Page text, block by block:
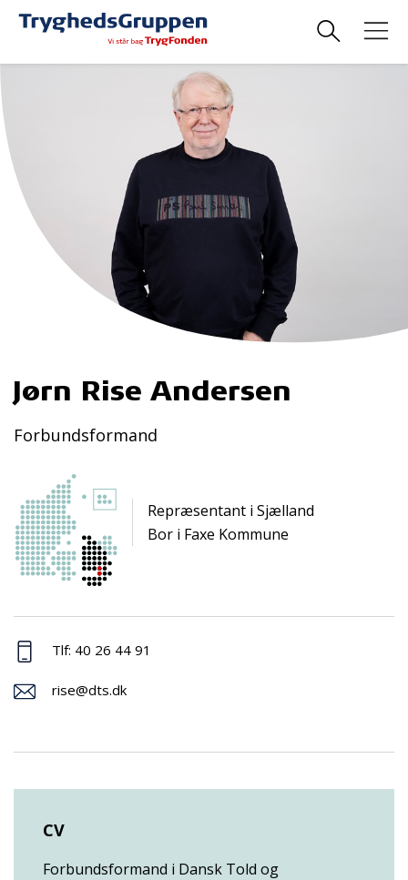
Jørn Rise Andersen
Forbundsformand
Repræsentant i Sjælland
Bor i Faxe Kommune
Tlf: 40 26 44 91
rise@dts.dk
CV
Forbundsformand i Dansk Told og